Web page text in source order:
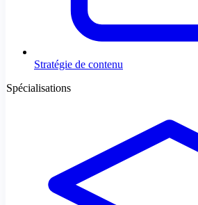
Stratégie de contenu
Spécialisations